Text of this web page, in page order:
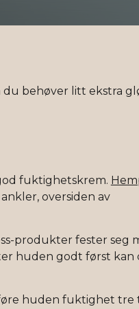
behøver litt ekstra
fuktighetskrem.
oversiden av
produkter fester seg
huden godt først kan
huden fuktighet tre